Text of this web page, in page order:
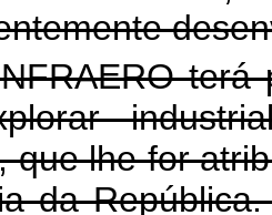
terá
que lhe for
da